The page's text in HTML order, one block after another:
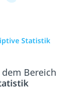
Statistik
Bereich